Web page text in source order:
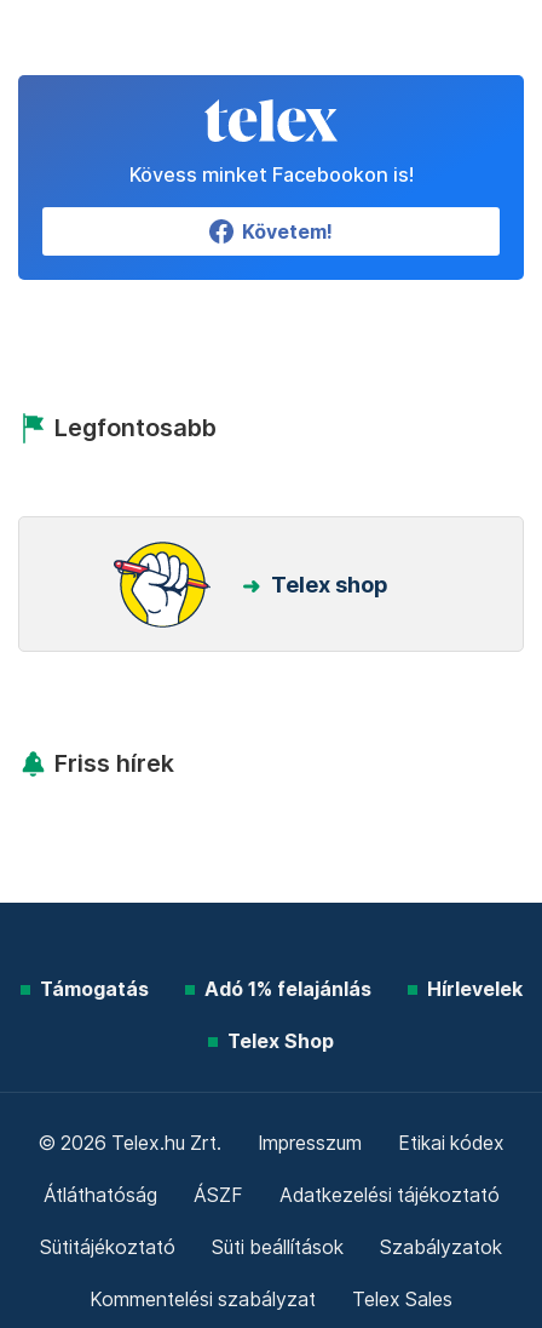
Kövess minket Facebookon is!
Követem!
Legfontosabb
Telex shop
Friss hírek
Támogatás Adó 1% felajánlás Hírlevelek
Telex Shop
© 2026 Telex.hu Zrt. Impresszum Etikai kódex
Átláthatóság ÁSZF Adatkezelési tájékoztató
Sütitájékoztató Süti beállítások Szabályzatok
Kommentelési szabályzat Telex Sales